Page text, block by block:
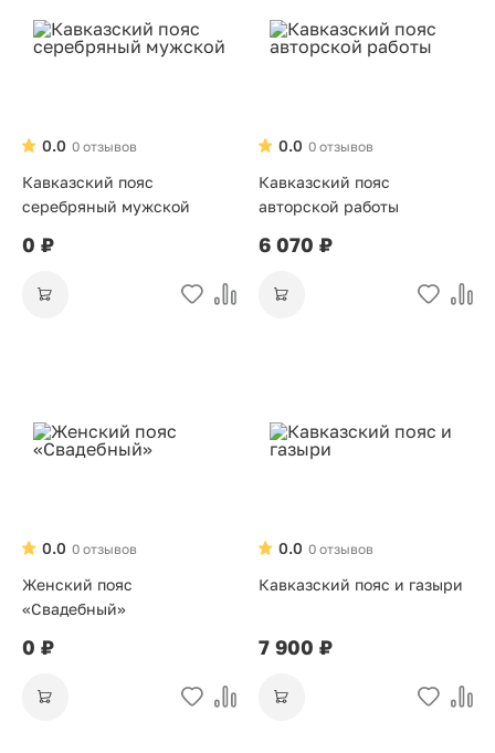
0 отзывов
0.0
Кавказский пояс
серебряный мужской
0 ₽
0 отзывов
0.0
Кавказский пояс
авторской работы
6 070 ₽
0 отзывов
0.0
Женский пояс
«Свадебный»
0 ₽
0 отзывов
0.0
Кавказский пояс и газыри
7 900 ₽